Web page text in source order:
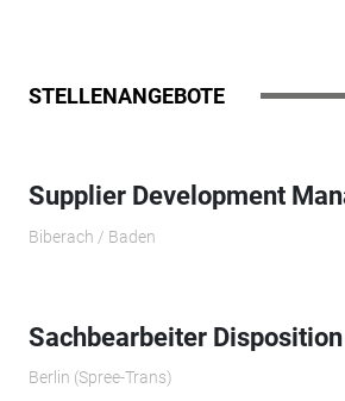
STELLENANGEBOTE
Supplier Development
Biberach / Baden
Sachbearbeiter
Berlin (Spree-Trans)